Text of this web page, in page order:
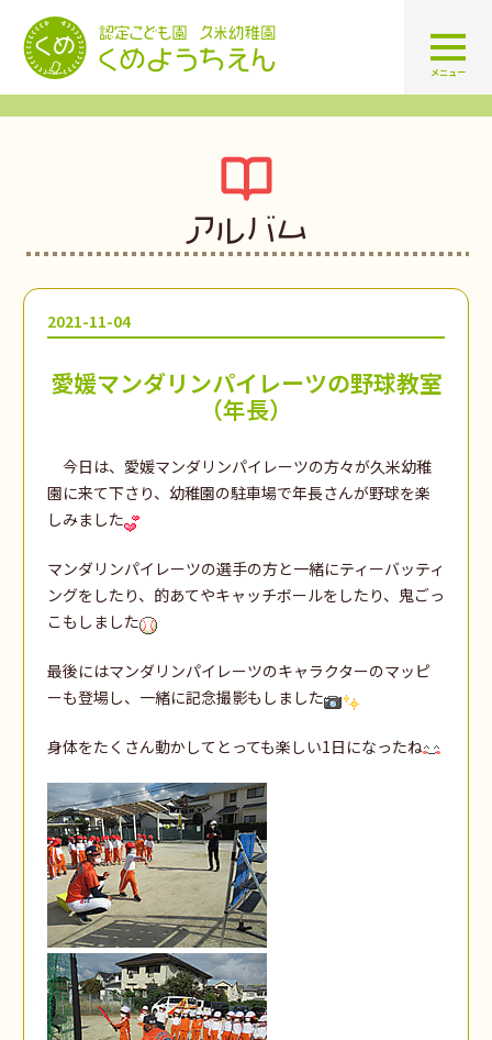
認定こども園 学校法人久米幼
メニュー
アルバム
2021-11-04
愛媛マンダリンパイレーツの野球教室
（年長）
今日は、愛媛マンダリンパイレーツの方々が久米幼稚
園に来て下さり、幼稚園の駐車場で年長さんが野球を楽
しみました
マンダリンパイレーツの選手の方と一緒にティーバッティ
ングをしたり、的あてやキャッチボールをしたり、鬼ごっ
こもしました
最後にはマンダリンパイレーツのキャラクターのマッピ
ーも登場し、一緒に記念撮影もしました
身体をたくさん動かしてとっても楽しい1日になったね